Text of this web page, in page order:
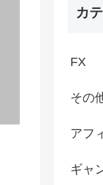
カ
FX
その
アフ
ギャ